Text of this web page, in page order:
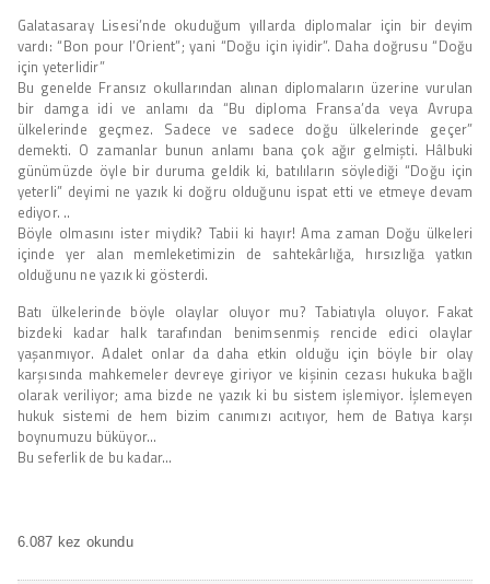
Galatasaray Lisesi’nde okuduğum yıllarda diplomalar için bir deyim
vardı: “Bon pour l’Orient”; yani “Doğu için iyidir”. Daha doğrusu “Doğu
için yeterlidir”
Bu genelde Fransız okullarından alınan diplomaların üzerine vurulan
bir damga idi ve anlamı da “Bu diploma Fransa’da veya Avrupa
ülkelerinde geçmez. Sadece ve sadece doğu ülkelerinde geçer”
demekti. O zamanlar bunun anlamı bana çok ağır gelmişti. Hâlbuki
günümüzde öyle bir duruma geldik ki, batılıların söylediği “Doğu için
yeterli” deyimi ne yazık ki doğru olduğunu ispat etti ve etmeye devam
ediyor. ..
Böyle olmasını ister miydik? Tabii ki hayır! Ama zaman Doğu ülkeleri
içinde yer alan memleketimizin de sahtekârlığa, hırsızlığa yatkın
olduğunu ne yazık ki gösterdi.
Batı ülkelerinde böyle olaylar oluyor mu? Tabiatıyla oluyor. Fakat
bizdeki kadar halk tarafından benimsenmiş rencide edici olaylar
yaşanmıyor. Adalet onlar da daha etkin olduğu için böyle bir olay
karşısında mahkemeler devreye giriyor ve kişinin cezası hukuka bağlı
olarak veriliyor; ama bizde ne yazık ki bu sistem işlemiyor. İşlemeyen
hukuk sistemi de hem bizim canımızı acıtıyor, hem de Batıya karşı
boynumuzu büküyor…
Bu seferlik de bu kadar…
6.087 kez okundu